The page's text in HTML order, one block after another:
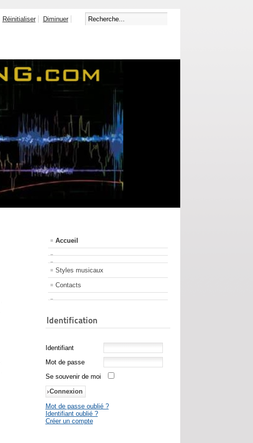
Réinitialiser Diminuer
Accueil
Styles musicaux
Contacts
Identification
Identifiant
Mot de passe
Se souvenir de moi
Mot de passe oublié ?
Identifiant oublié ?
Créer un compte